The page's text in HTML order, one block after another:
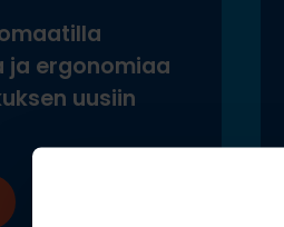
ja ergonomiaa
uusiin